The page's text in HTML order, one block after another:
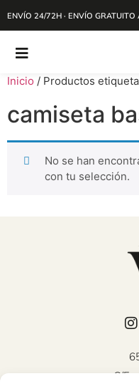
ENVÍO 24/72H · ENVÍO
Inicio / Productos
camiseta
No se han
con tu selección.
C/